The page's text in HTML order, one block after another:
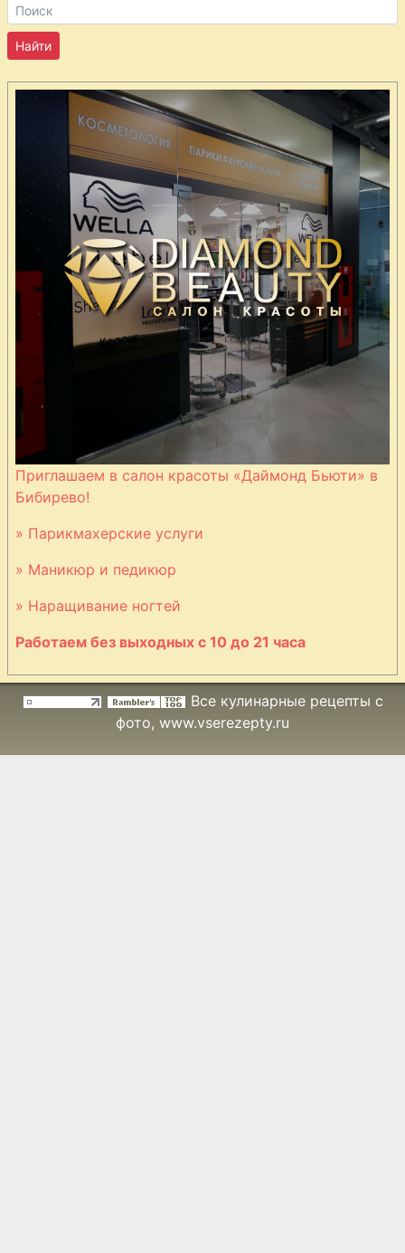
Приглашаем в салон красоты «Даймонд Бьюти» в
Бибирево!
» Парикмахерские услуги
» Маникюр и педикюр
» Наращивание ногтей
Работаем без выходных с 10 до 21 часа
Все кулинарные рецепты с
фото, www.vserezepty.ru